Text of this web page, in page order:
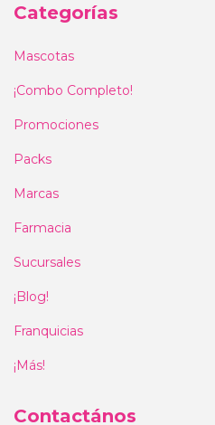
Categorías
Mascotas
¡Combo Completo!
Promociones
Packs
Marcas
Farmacia
Sucursales
¡Blog!
Franquicias
¡Más!
Contactános